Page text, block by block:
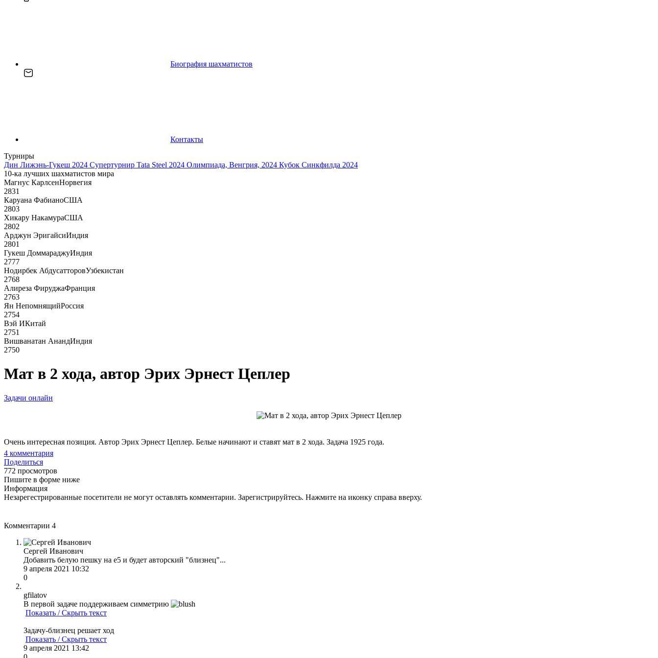
Биография шахматистов
Контакты
Турниры
Дин Лижэнь-Гукеш 2024 Супертурнир Tata Steel 2024 Олимпиада, Венгрия, 2024 Кубок Синкфилда 2024
10-ка лучших шахматистов мира
Магнус КарлсенНорвегия
2831
Каруана ФабианоСША
2803
Хикару НакамураСША
2802
Арджун ЭригайсиИндия
2801
Гукеш ДоммараджуИндия
2777
Нодирбек АбдусатторовУзбекистан
2768
Алиреза ФируджаФранция
2763
Ян НепомнящийРоссия
2754
Вэй ИКитай
2751
Вишванатан АнандИндия
2750
Мат в 2 хода, автор Эрих Эрнест Цеплер
Задачи онлайн
Очень интересная позиция. Автор Эрих Эрнест Цеплер. Белые начинают и ставят мат в 2 хода. Задача 1925 года.
4 комментария
Поделиться
772 просмотров
Пишите в форме ниже
Информация
Незарегестрированные посетители не могут оставлять комментарии. Зарегистрируйтесь. Нажмите на иконку справа вверху.
Комментарии 4
Сергей Иванович
Добавить белую пешку на е5 и будет авторский "близнец"...
9 апреля 2021 10:32
0
gfilatov
В первой задаче поддерживаем симметрию
Показать / Скрыть текст
Задачу-близнец решает ход
Показать / Скрыть текст
9 апреля 2021 13:42